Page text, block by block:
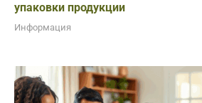
упаковки продукции
Информация